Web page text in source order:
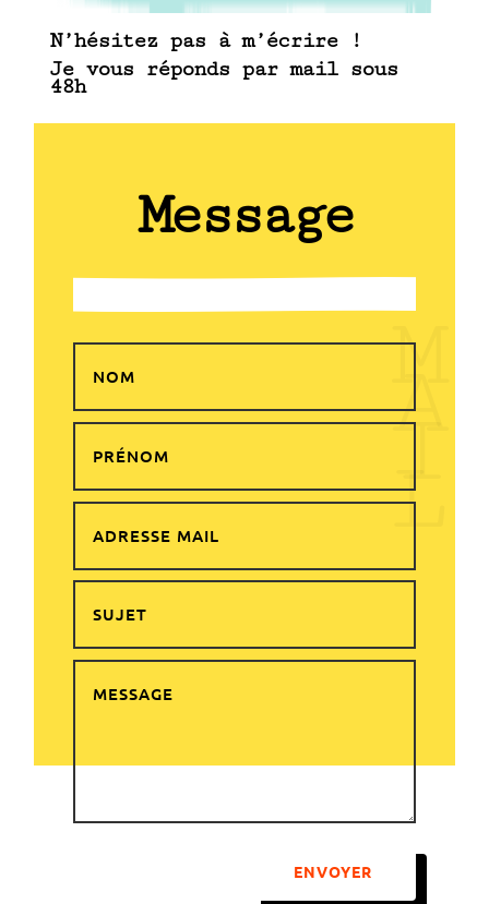
N’hésitez pas à m’écrire !
Je vous réponds par mail sous
48h
M
A
I
L
Message
ENVOYER